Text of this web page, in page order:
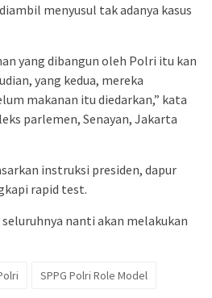
menyusul tak adanya kasus
yang dibangun oleh Polri itu kan
yang kedua, mereka
makanan itu diedarkan,” kata
parlemen, Senayan, Jakarta
instruksi presiden, dapur
rapid test.
nanti akan melakukan
SPPG Polri Role Model